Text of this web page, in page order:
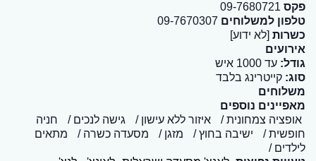
פקס 09-7680721
טלפון למשלוחים 09-7670307
כשרות [לא ידוע]
אירועים
גודל: עד 1000 איש
סוג: קייטרינג בלבד
משלוחים
מאפיינים נוספים
אופציה צמחונית
איזור ללא עישון גישה לנכים
חניה
חופשית
ישיבה בחוץ מזגן מסעדה כשרה
מתאים
לילדים